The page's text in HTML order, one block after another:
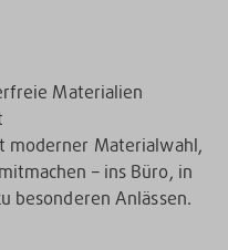
Materialien
moderner Materialwahl,
– ins Büro, in
besonderen Anlässen.